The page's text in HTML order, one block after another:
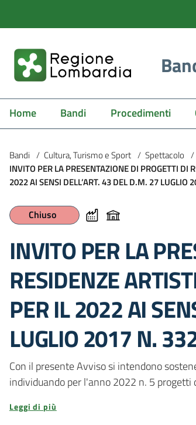
Home Bandi Procedimenti
Bandi / Cultura, Turismo e Sport / Spettacolo /
INVITO PER LA PRESENTAZIONE DI PROGETTI DI
2022 AI SENSI DELL’ART. 43 DEL D.M. 27 LUGLIO
Chiuso
INVITO PER LA
RESIDENZE
PER IL 2022 AI
LUGLIO 2017 N.
Con il presente Avviso si intendono
individuando per l'anno 2022 n. 5
Leggi di più